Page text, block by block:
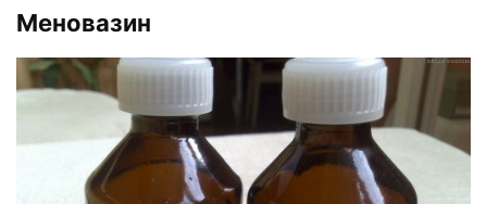
Меновазин